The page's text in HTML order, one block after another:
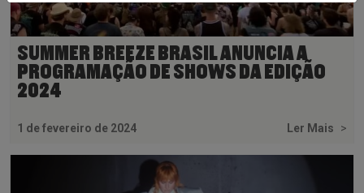
SUMMER BREEZE BRASIL ANUNCIA A
PROGRAMAÇÃO DE SHOWS DA EDIÇÃO
2024
1 de fevereiro de 2024 Ler Mais >